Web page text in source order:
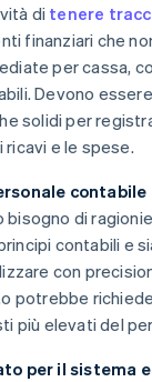
di tenere
finanziari che
per cassa,
Devono
solidi per
e le spese.
bisogno di
contabili e
con
potrebbe
più elevati del
per il sistema